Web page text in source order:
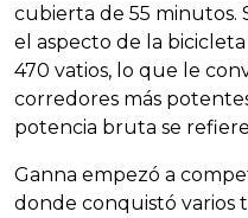
cubierta de 55 minutos.
el aspecto de la
470 vatios, lo que le
corredores más
potencia bruta se
Ganna empezó a
donde conquistó varios